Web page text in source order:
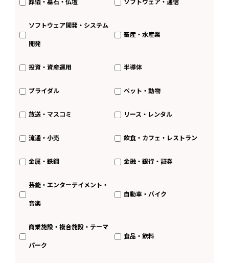
ソフトウェア開発・システム
開発
畜産・水産業
投資・資産運用 半導体
ブライダル ペット・動物
放送・マスコミ リース・レンタル
流通・小売 飲食・カフェ・レストラン
金属・鉄鋼 金融・銀行・証券
芸能・エンターテイメント・
音楽
自動車・バイク
商業施設・複合施設・テーマ
パーク
食品・飲料